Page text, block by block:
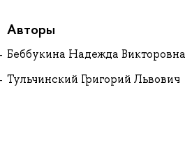
Авторы
Беббукина Надежда Викторовна
Тульчинский Григорий Львович